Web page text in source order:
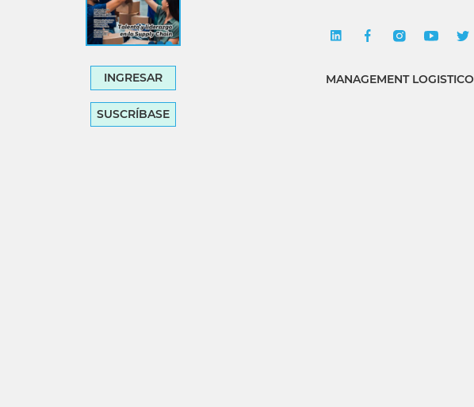
INGRESAR
SUSCRÍBASE
MANAGEMENT LOGISTICO